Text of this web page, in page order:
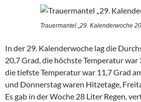
Trauermantel „29. Kalenderwoche
In der 29. Kalenderwoche lag die
20,7 Grad, die höchste Temperatur
die tiefste Temperatur war 11,7 Grad
und Donnerstag waren Hitzetage,
Es gab in der Woche 28 Liter Regen,